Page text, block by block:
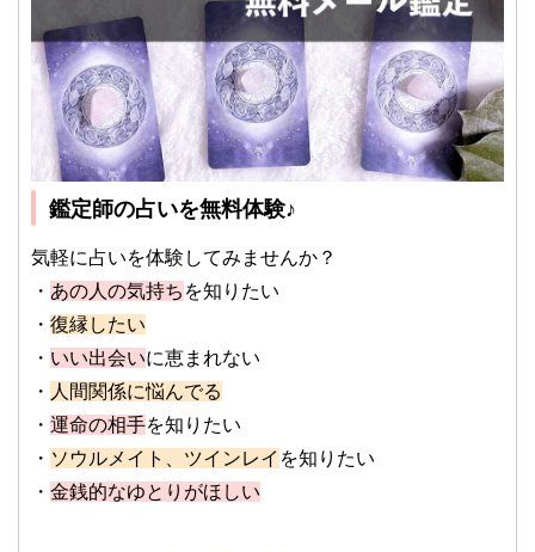
鑑定師の占いを無料体験♪
気軽に占いを体験してみませんか？
・ あの人の気持ち を知りたい
・ 復縁したい
・ いい出会いに恵まれない
・ 人間関係に悩んでる
・ 運命の相手を知りたい
・ ソウルメイト、ツインレイ を知りたい
・ 金銭的なゆとりがほしい